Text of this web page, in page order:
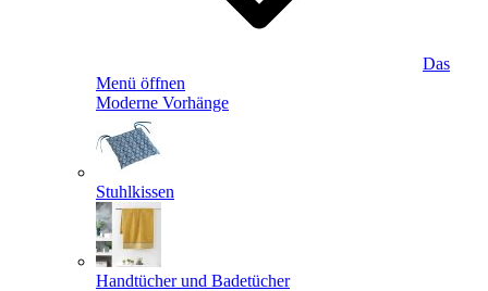
Das
Menü öffnen
Moderne Vorhänge
Stuhlkissen
Handtücher und Badetücher